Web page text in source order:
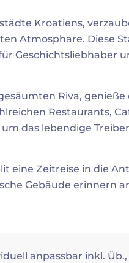
Kroatiens,
Atmosphäre. Diese
Geschichtsliebhaber
Riva, genieße
Restaurants,
das lebendige
eine Zeitreise in die
Gebäude erinnern
anpassbar inkl.